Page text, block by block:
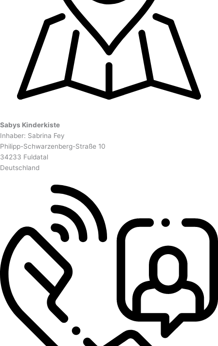
Sabys Kinderkiste
Inhaber: Sabrina Fey
Philipp-Schwarzenberg-Straße 10
34233 Fuldatal
Deutschland